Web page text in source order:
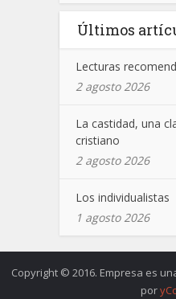
Últimos
Lecturas
2 agosto 2026
La castidad, una
cristiano
2 agosto 2026
Los individualistas
1 agosto 2026
Copyright © 2016. Empresa es
por